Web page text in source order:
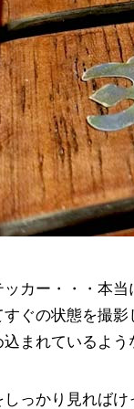
カー・・・本当
すぐの状態を撮
まれているよ
しっかり見れば